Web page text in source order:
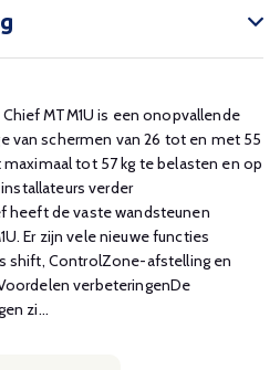
MTM1U is een onopvallende
van schermen van 26 tot en met 55
tot 57 kg te belasten en op
verder
heeft de vaste wandsteunen
Er zijn vele nieuwe functies
shift, ControlZone-afstelling en
verbeteringenDe
zi...